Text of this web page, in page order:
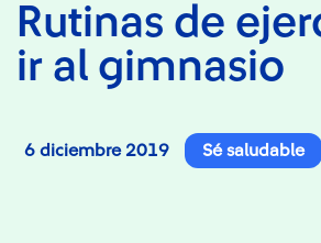
Rutinas de
ir al gimnasio
6 diciembre 2019 Sé saludable